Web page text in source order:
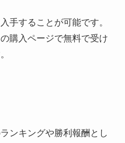
手することが可能です。
購入ページで無料で受け
ンキングや勝利報酬とし